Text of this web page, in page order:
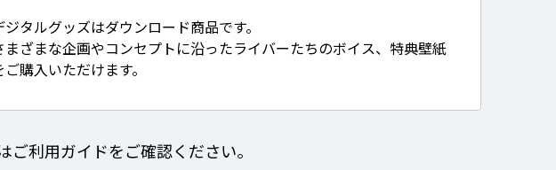
ジタルグッズはダウンロード商品です。
まざまな企画やコンセプトに沿ったライバーたちのボイス、特典壁紙
ご購入いただけます。
ご利用ガイドをご確認ください。